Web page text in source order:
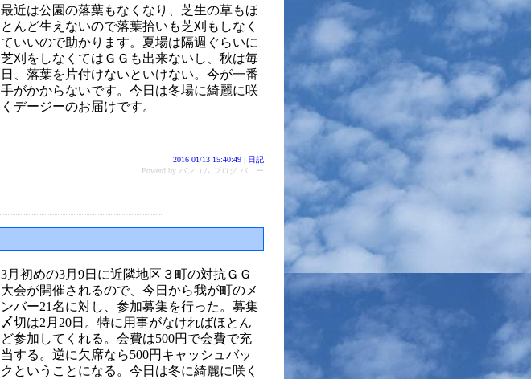
最近は公園の落葉もなくなり、芝生の草もほ
とんど生えないので落葉拾いも芝刈もしなく
ていいので助かります。夏場は隔週ぐらいに
芝刈をしなくてはＧＧも出来ないし、秋は毎
日、落葉を片付けないといけない。今が一番
手がかからないです。今日は冬場に綺麗に咲
くデージーのお届けです。
2016 01/13 15:40:49
日記
Powerd by バンコム ブログ バニー
3月初めの3月9日に近隣地区３町の対抗ＧＧ
大会が開催されるので、今日から我が町のメ
ンバー21名に対し、参加募集を行った。募集
〆切は2月20日。特に用事がなければほとん
ど参加してくれる。会費は500円で会費で充
当する。逆に欠席なら500円キャッシュバッ
クということになる。今日は冬に綺麗に咲く